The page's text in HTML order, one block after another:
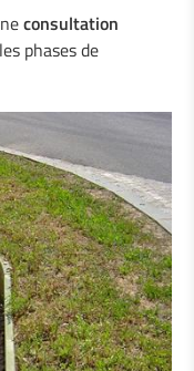
consultation
phases de